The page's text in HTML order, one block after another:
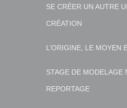
SE CRÉER UN AUTRE
CRÉATION
L’ORIGINE, LE MOYEN
STAGE DE MODELAGE
REPORTAGE